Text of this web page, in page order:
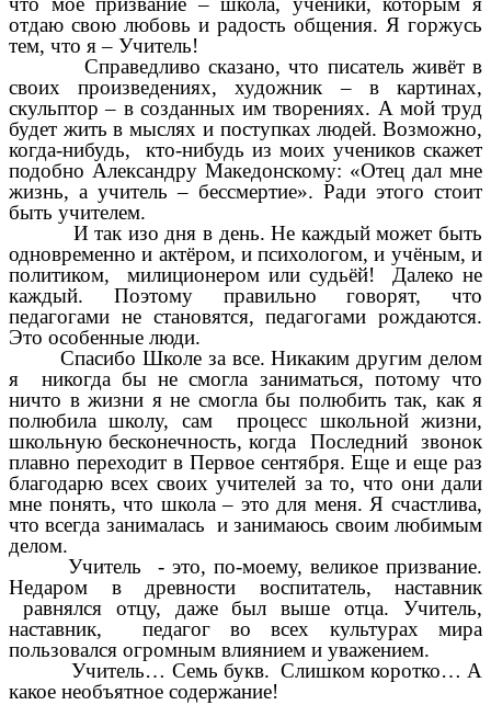
отдаю свою любовь и радость общения. Я горжусь
тем, что я – Учитель!
Справедливо сказано, что писатель живёт в
своих произведениях, художник – в картинах,
скульптор – в созданных им творениях. А мой труд
будет жить в мыслях и поступках людей. Возможно,
когда-нибудь, кто-нибудь из моих учеников скажет
подобно Александру Македонскому: «Отец дал мне
жизнь, а учитель – бессмертие». Ради этого стоит
быть учителем.
И так изо дня в день. Не каждый может быть
одновременно и актёром, и психологом, и учёным, и
политиком, милиционером или судьёй! Далеко не
каждый. Поэтому правильно говорят, что
педагогами не становятся, педагогами рождаются.
Это особенные люди.
Спасибо Школе за все. Никаким другим делом
я никогда бы не смогла заниматься, потому что
ничто в жизни я не смогла бы полюбить так, как я
полюбила школу, сам процесс школьной жизни,
школьную бесконечность, когда Последний звонок
плавно переходит в Первое сентября. Еще и еще раз
благодарю всех своих учителей за то, что они дали
мне понять, что школа – это для меня. Я счастлива,
что всегда занималась и занимаюсь своим любимым
делом.
Учитель - это, по-моему, великое призвание.
Недаром в древности воспитатель, наставник
равнялся отцу, даже был выше отца. Учитель,
наставник, педагог во всех культурах мира
пользовался огромным влиянием и уважением.
Учитель… Семь букв. Слишком коротко… А
какое необъятное содержание!